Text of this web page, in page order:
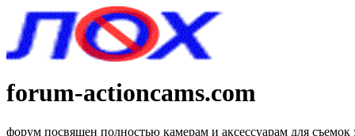
forum-actioncams.com
форум посвящен полностью камерам и аксессуарам для съемок